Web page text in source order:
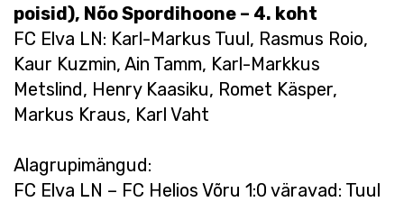
poisid), Nõo Spordihoone – 4. koht
FC Elva LN: Karl-Markus Tuul, Rasmus Roio,
Kaur Kuzmin, Ain Tamm, Karl-Markkus
Metslind, Henry Kaasiku, Romet Käsper,
Markus Kraus, Karl Vaht
Alagrupimängud:
FC Elva LN – FC Helios Võru 1:0 väravad: Tuul